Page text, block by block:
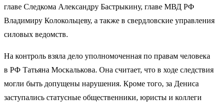
главе Следкома Александру Бастрыкину, главе МВД РФ
Владимиру Колокольцеву, а также в свердловские управления
силовых ведомств.
На контроль взяла дело уполномоченная по правам человека
в РФ Татьяна Москалькова. Она считает, что в ходе следствия
могли быть допущены нарушения. Кроме того, за Дениса
заступались статусные общественники, юристы и коллеги